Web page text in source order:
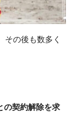
その後も数多く
の契約解除を求